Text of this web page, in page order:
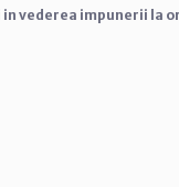
vederea impunerii la